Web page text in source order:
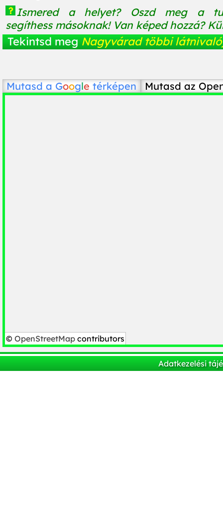
? Ismered a helyet? Oszd meg a
segíthess másoknak! Van képed hozzá?
Tekintsd meg Nagyvárad többi
Mutasd a Google térképen Mutasd az
© OpenStreetMap contributors
Adatkezelési